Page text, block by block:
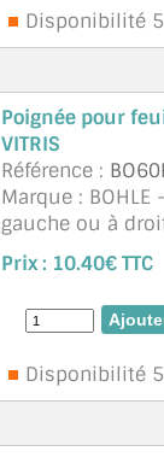
Disponibilité
Poignée pour
VITRIS
Référence :
Marque :
gauche ou à
Prix : 10.40€ TTC
Disponibilité